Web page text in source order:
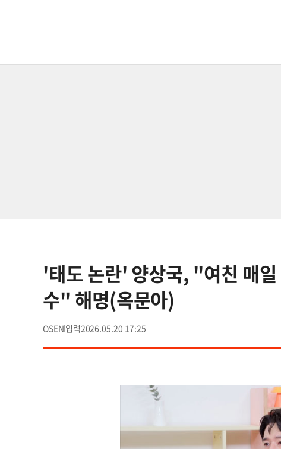
'태도 논란' 양상국, "여친 매
수" 해명(옥문아)
OSEN 2026.05.20 17:25